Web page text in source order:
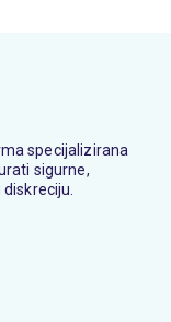
specijalizirana
sigurne,